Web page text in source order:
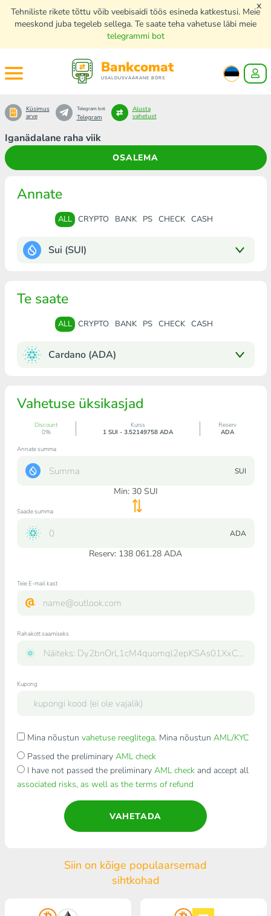
Tehniliste rikete tõttu võib veebisaidi töös esineda katkestusi. Meie
meeskond juba tegeleb sellega. Te saate teha vahetuse läbi meie
telegrammi bot
x
Bankcomat
USALDUSVÄÄRANE BÖRS
Iganädalane raha viik
OSALEMA
Küsimus
arve
Telegram bot
Telegram
Alusta
vahetust
Annate
ALL CRYPTO BANK PS CHECK CASH
Sui (SUI)
Te saate
ALL CRYPTO BANK PS CHECK CASH
Cardano (ADA)
Vahetuse üksikasjad
Discount
0%
Kurss
1 SUI - 3.52149758 ADA
Reserv
ADA
Annate summa
SUI
Min: 30SUI
Saade summa
ADA
Reserv: 138 061.28 ADA
Teie E-mail kast
Rahakott saamiseks
Kupong
Mina nõustun vahetuse reeglitega. Mina nõustun AML/KYC
Passed the preliminary AML check
I have not passed the preliminary AML checkand accept all
associated risks, as well as the terms of refund
VAHETADA
Siin on kõige populaarsemad
sihtkohad